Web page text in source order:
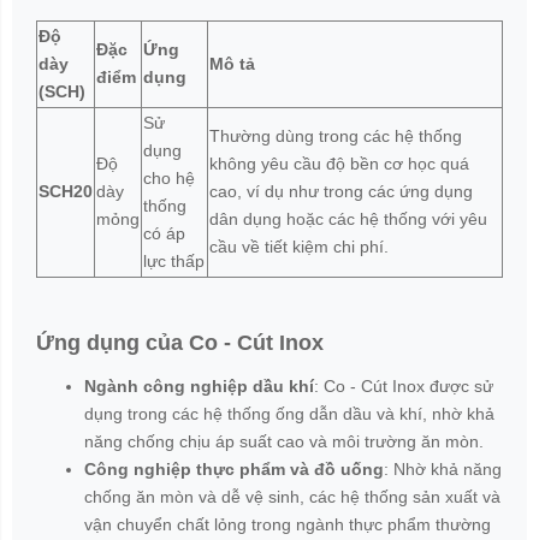
Độ
dày
(SCH)
Đặc
điểm
Ứng
dụng
Mô tả
SCH20
Độ
dày
mỏng
Sử
dụng
cho hệ
thống
có áp
lực thấp
Thường dùng trong các hệ thống
không yêu cầu độ bền cơ học quá
cao, ví dụ như trong các ứng dụng
dân dụng hoặc các hệ thống với yêu
cầu về tiết kiệm chi phí.
Ứng dụng của Co - Cút Inox
Ngành công nghiệp dầu khí: Co - Cút Inox được sử
dụng trong các hệ thống ống dẫn dầu và khí, nhờ khả
năng chống chịu áp suất cao và môi trường ăn mòn.
Công nghiệp thực phẩm và đồ uống: Nhờ khả năng
chống ăn mòn và dễ vệ sinh, các hệ thống sản xuất và
vận chuyển chất lỏng trong ngành thực phẩm thường